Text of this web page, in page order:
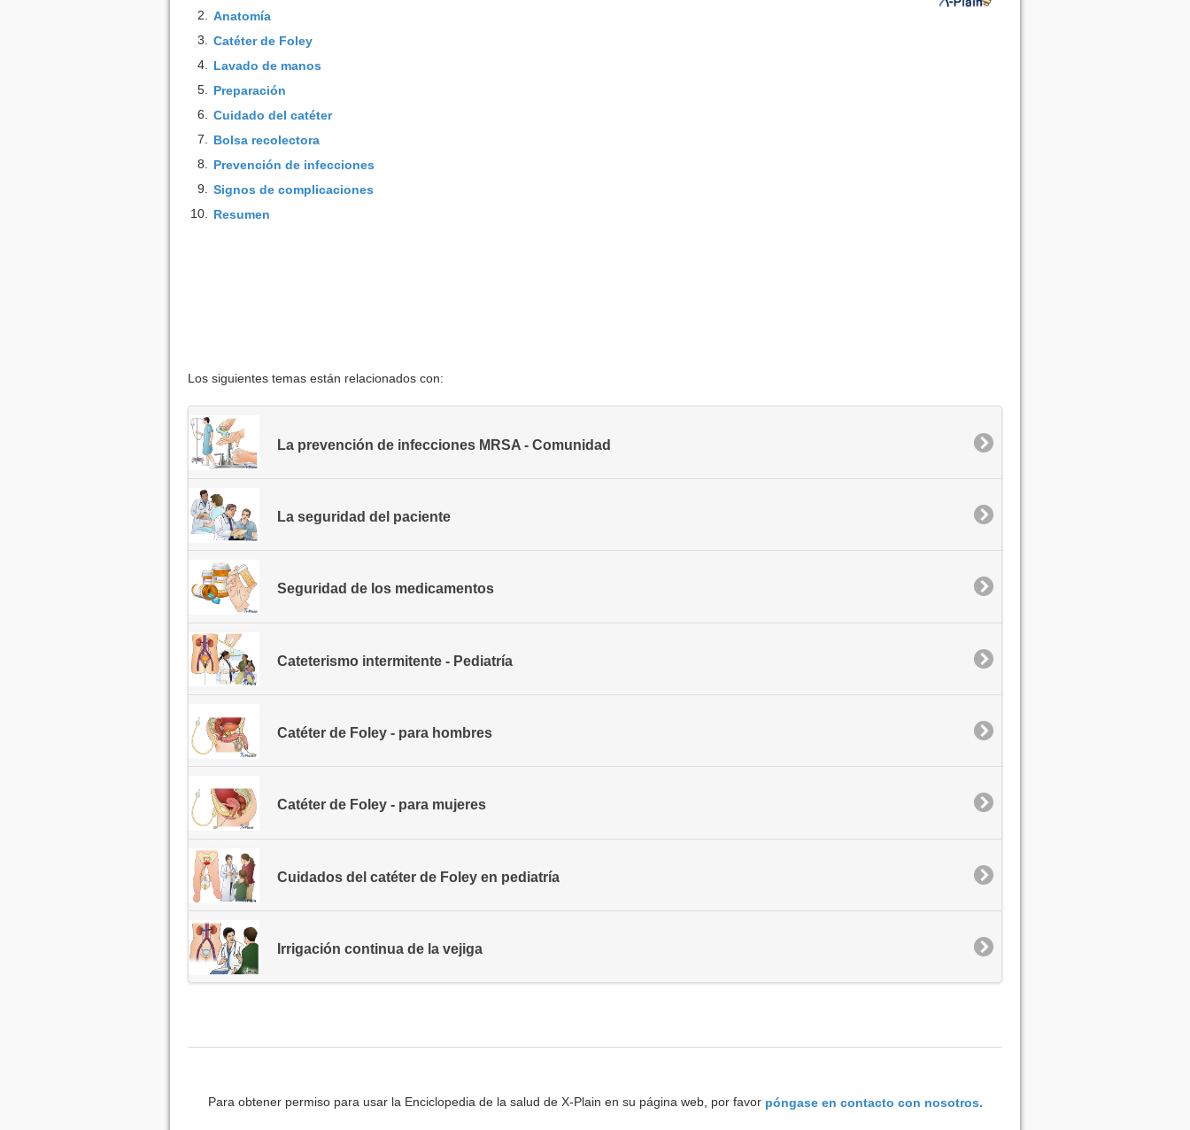
2. Anatomía
3. Catéter de Foley
4. Lavado de manos
5. Preparación
6. Cuidado del catéter
7. Bolsa recolectora
8. Prevención de infecciones
9. Signos de complicaciones
10. Resumen
Los siguientes temas están relacionados con:
La prevención de infecciones MRSA - Comunidad
La seguridad del paciente
Seguridad de los medicamentos
Cateterismo intermitente - Pediatría
Catéter de Foley - para hombres
Catéter de Foley - para mujeres
Cuidados del catéter de Foley en pediatría
Irrigación continua de la vejiga
Para obtener permiso para usar la Enciclopedia de la salud de X-Plain en su página web, por favor póngase en contacto con nosotros.